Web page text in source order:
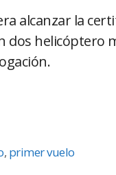
alcanzar la
dos helicóptero
, primer vuelo